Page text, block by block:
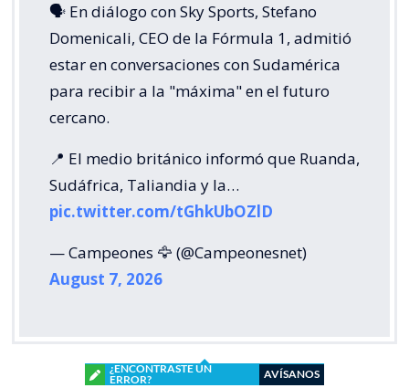
🗣️ En diálogo con Sky Sports, Stefano
Domenicali, CEO de la Fórmula 1, admitió
estar en conversaciones con Sudamérica
para recibir a la "máxima" en el futuro
cercano.
📍 El medio británico informó que Ruanda,
Sudáfrica, Taliandia y la…
pic.twitter.com/tGhkUbOZlD
— Campeones 🦅 (@Campeonesnet)
August 7, 2026
¿ENCONTRASTE UN
ERROR?
AVÍSANOS